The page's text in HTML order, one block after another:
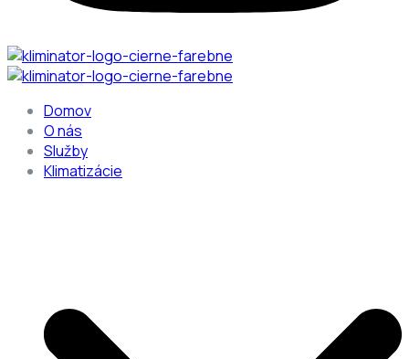
Domov
O nás
Služby
Klimatizácie